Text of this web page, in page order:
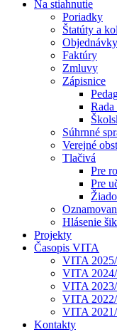
Na stiahnutie
Poriadky
Štatúty a
Objednávky
Faktúry
Zmluvy
Zápisnice
Súhrnné
Verejné
Tlačivá
Pre
Pre
Hlásenie
Projekty
Časopis VITA
VITA
VITA
VITA
VITA
VITA
Kontakty